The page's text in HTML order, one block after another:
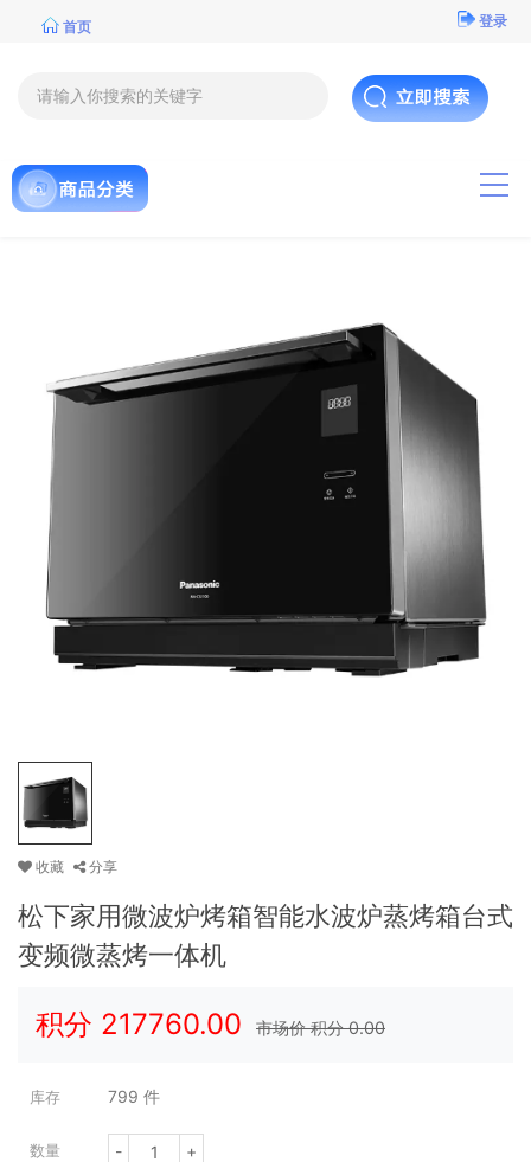
首页 登录
收藏 分享
松下家用微波炉烤箱智能水波炉蒸烤箱台式
变频微蒸烤一体机
积分 217760.00 市场价 积分0.00
库存 799 件
数量 - +